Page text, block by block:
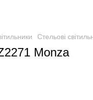
Стельові
Monza